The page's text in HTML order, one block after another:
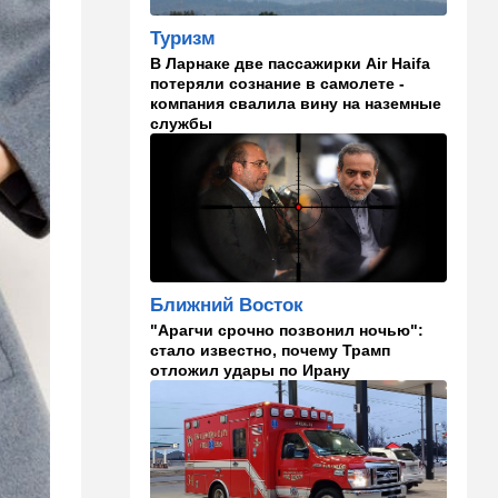
в "Мосаде"
00:07 Израиль
Стало известно, кому
принадлежит тело,
найденное в районе Петах-
Тиквы
Общество
Помогите найти: пропала
Эльмира из Рамат-Гана
23:35 Мнения
Безо всяких табу
22:20 Израиль
Проживающий в России
израильтянин прямо с
самолета угодил в ШАБАК
21:48 Израиль
"Сумасшедшие рулят
Туризм
В Ларнаке две пассажирки Air Haifa
потеряли сознание в самолете -
компания свалила вину на наземные
службы
Ближний Восток
"Арагчи срочно позвонил ночью":
стало известно, почему Трамп
отложил удары по Ирану